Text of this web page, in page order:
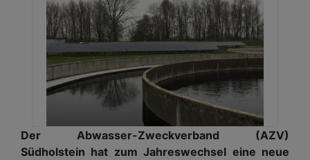
Der Abwasser-Zweckverband (AZV)
Südholstein hat zum Jahreswechsel eine neue